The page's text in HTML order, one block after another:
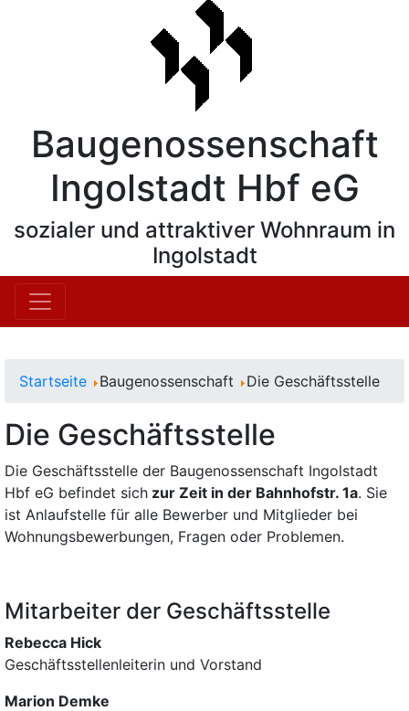
Baugenossenschaft
Ingolstadt Hbf eG
sozialer und attraktiver Wohnraum in
Ingolstadt
Startseite Baugenossenschaft Die Geschäftsstelle
Die Geschäftsstelle
Die Geschäftsstelle der Baugenossenschaft Ingolstadt
Hbf eG befindet sich zur Zeit in der Bahnhofstr. 1a. Sie
ist Anlaufstelle für alle Bewerber und Mitglieder bei
Wohnungsbewerbungen, Fragen oder Problemen.
Mitarbeiter der Geschäftsstelle
Rebecca Hick
Geschäftsstellenleiterin und Vorstand
Marion Demke